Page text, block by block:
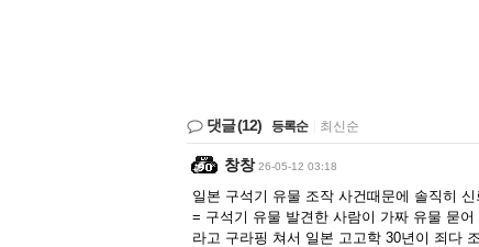
댓글(12) 등록순 최신순
창창 26-05-12 03:18
일본 구석기 유물 조작 사건때문에 솔직히
= 구석기 유물 발견한 사람이 가짜 유물 묻
라고 구라핑 쳐서 일본 고고학 30년이 죄다